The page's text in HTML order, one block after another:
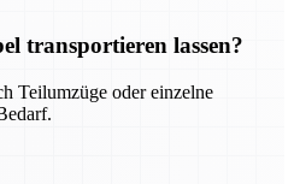
transportieren lassen?
Teilumzüge oder einzelne